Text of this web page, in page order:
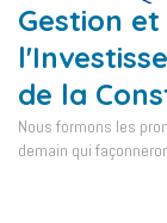
Gestion
de la
Nous formons les
demain qui